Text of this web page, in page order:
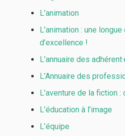
L’animation
L’animation : une
d’excellence !
L’annuaire des
L’Annuaire des
L’aventure de la fiction
L’éducation à l’image
L’équipe